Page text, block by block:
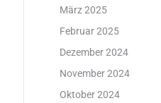
März 2025
Februar 2025
Dezember 2024
November 2024
Oktober 2024